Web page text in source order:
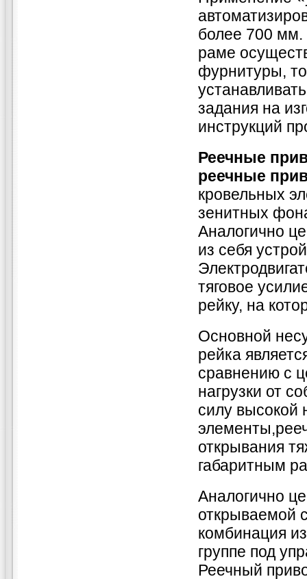
более 700 мм.
раме
фурнитуры,
задания на
инструкций
Реечные
реечные
кровельных
зенитных
Аналогично
из себя
тяговое
рейку, на
Основной
рейка
сравнению с
нагрузки от
силу высокой
открывания
габаритным
Аналогично
открываемой
комбинация
группе под
Реечный